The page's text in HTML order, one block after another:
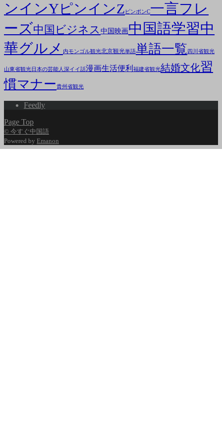
ンインYピンインZ ピンポンC一言フレ
ーズ中国ビジネス 中国映画中国語学習中
華グルメ
内モンゴル観光北京観光単語単語一覧 四川省観光
山東省観光日本の芸能人 深イイ話漫画生活便利 福建省観光結婚文化習
慣マナー貴州省観光
Feedly
Page Top
© 今すぐ中国語
Powered by Emanon